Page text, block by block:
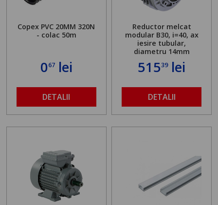
Copex PVC 20MM 320N
- colac 50m
067lei
DETALII
Reductor melcat
modular B30, i=40, ax
iesire tubular,
diametru 14mm
51539lei
DETALII